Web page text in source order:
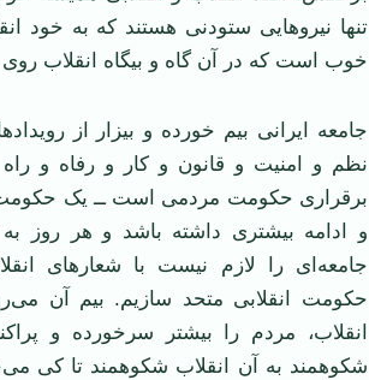
تنها نیرو‌هایی ستودنی هستند که به خود
خوب است که در آن گاه و بیگاه انقلاب
جامعه ایرانی بیم خورده و بیزار از
نظم و امنیت و قانون و کار و رفاه و
برقراری حکومت مردمی است ــ یک
و ادامه بیشتری داشته باشد و هر روز به
جامعه‌ای را لازم نیست با شعارهای
حکومت انقلابی متحد سازیم. بیم آن
انقلاب، مردم را بیشتر سرخورده و
شکوهمند به آن انقلاب شکوهمند تا کی